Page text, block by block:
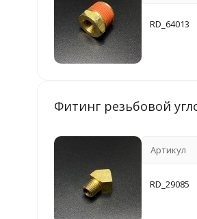
RD_64013
Фитинг резьбовой
Артикул
RD_29085